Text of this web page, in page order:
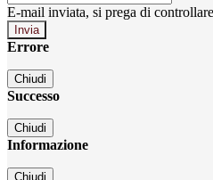
E-mail inviata, si prega di
Errore
Chiudi
Successo
Chiudi
Informazione
Chiudi